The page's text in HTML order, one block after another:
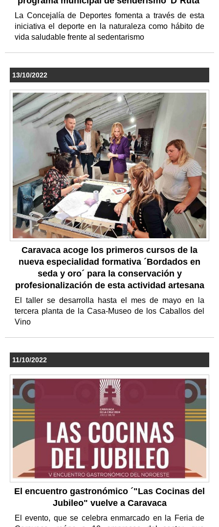
La Concejalía de Deportes fomenta a través de esta
iniciativa el deporte en la naturaleza como hábito de
vida saludable frente al sedentarismo
13/10/2022
Caravaca acoge los primeros cursos de la
nueva especialidad formativa ´Bordados en
seda y oro´ para la conservación y
profesionalización de esta actividad artesana
El taller se desarrolla hasta el mes de mayo en la
tercera planta de la Casa-Museo de los Caballos del
Vino
11/10/2022
El encuentro gastronómico ´"Las Cocinas del
Jubileo" vuelve a Caravaca
El evento, que se celebra enmarcado en la Feria de